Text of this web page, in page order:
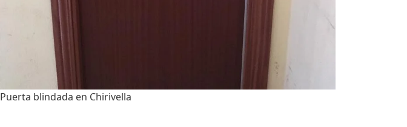
Puerta blindada en Chirivella